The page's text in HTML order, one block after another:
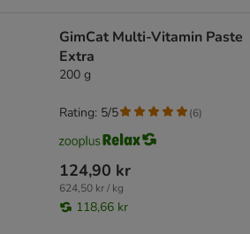
GimCat Multi-Vitamin Paste
Extra
200 g
124,90 kr
624,50 kr / kg
118,66 kr
Rating: 5/5 (6)